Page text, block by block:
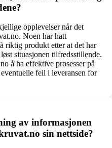
opplevelser når det
Noen har hatt
riktig produkt etter at det har
situasjonen tilfredsstillende.
å ha effektive prosesser på
feil i leveransen for
av informasjonen
sin nettside?